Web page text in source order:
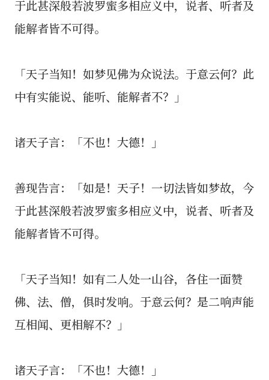
于此甚深般若波罗蜜多相应义中，说者、听者及
能解者皆不可得。
「天子当知！如梦见佛为众说法。于意云何？此
中有实能说、能听、能解者不？」
诸天子言：「不也！大德！」
善现告言：「如是！天子！一切法皆如梦故，今
于此甚深般若波罗蜜多相应义中，说者、听者及
能解者皆不可得。
「天子当知！如有二人处一山谷，各住一面赞
佛、法、僧，俱时发响。于意云何？是二响声能
互相闻、更相解不？」
诸天子言：「不也！大德！」